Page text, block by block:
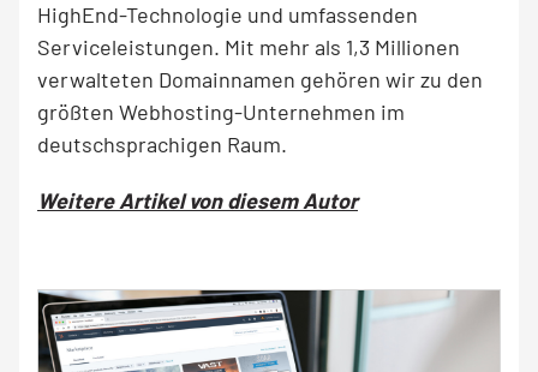
HighEnd-Technologie und umfassenden
Serviceleistungen. Mit mehr als 1,3 Millionen
verwalteten Domainnamen gehören wir zu den
größten Webhosting-Unternehmen im
deutschsprachigen Raum.
Weitere Artikel von diesem Autor